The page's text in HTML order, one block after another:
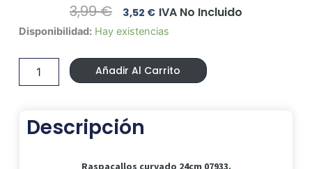
3,99€ El
Precio
Original
Era:
3,99 €.
3,52 €El
Precio
Actual
Es:
3,52 €.
IVA No Incluido
Disponibilidad: Hay existencias
Raspacallos
24cm
07933.
cantidad
Añadir Al Carrito
Descripción
Raspacallos curvado 24cm 07933.